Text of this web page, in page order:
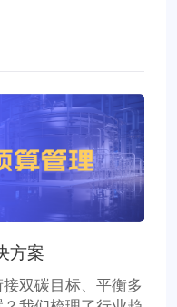
方案
双碳目标、平衡多